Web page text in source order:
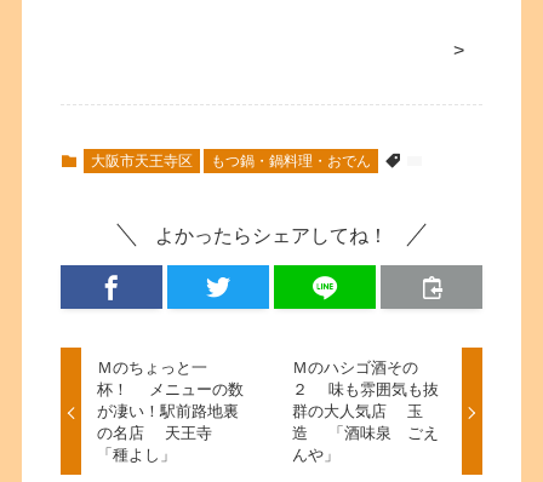
>
大阪市天王寺区 もつ鍋・鍋料理・おでん
よかったらシェアしてね！
Ｍのちょっと一
杯！ メニューの数
が凄い！駅前路地裏
の名店 天王寺
「種よし」
Ｍのハシゴ酒その
２ 味も雰囲気も抜
群の大人気店 玉
造 「酒味泉 ごえ
んや」